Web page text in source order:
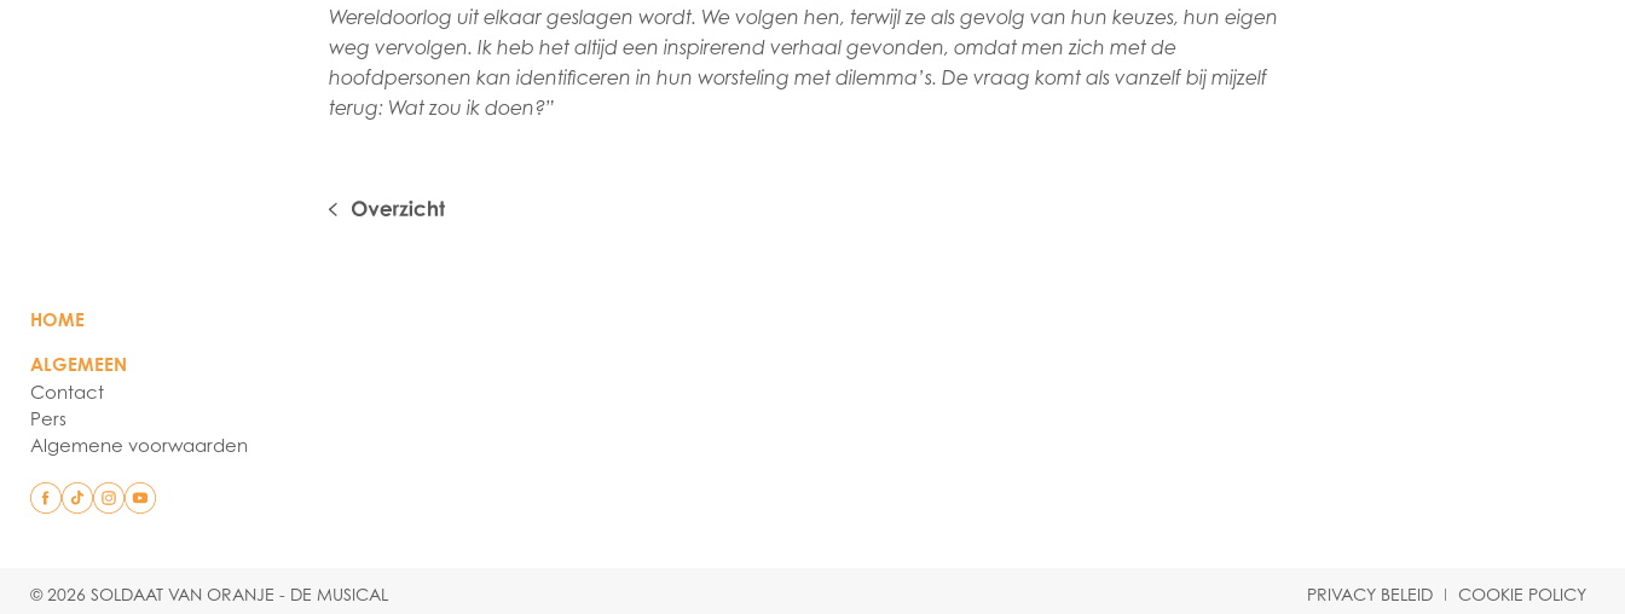
Wereldoorlog uit elkaar geslagen wordt. We volgen hen, terwijl ze als gevolg van hun keuzes, hun eigen
weg vervolgen. Ik heb het altijd een inspirerend verhaal gevonden, omdat men zich met de
hoofdpersonen kan identificeren in hun worsteling met dilemma’s. De vraag komt als vanzelf bij mijzelf
terug: Wat zou ik doen?”
HOME
ALGEMEEN
Contact
Pers
Algemene voorwaarden
© 2026 SOLDAAT VAN ORANJE - DE MUSICAL PRIVACY BELEID COOKIE POLICY